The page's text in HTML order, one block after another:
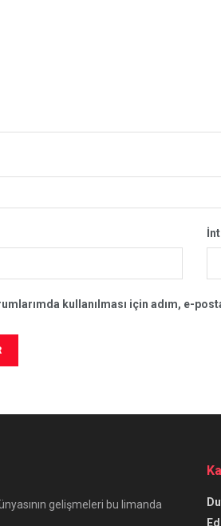
kullanılması için adım, e-
gelişmeleri bu limanda